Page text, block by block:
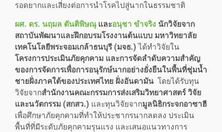
รอดยากและเสี่ยงต่อการนำโรคไปสู่นากในธรรมชาติ
ผศ. ดร. นฤมล ตันติพิษณุและอนุชา ขำจริง นักวิจัยจาก
สถาบันพัฒนาและฝึกอบรมโรงงานต้นแบบ มหาวิทยาลัย
เทคโนโลยีพระจอมเกล้าธนบุรี (มจธ.) ได้ทำวิจัยใน
โครงการประเมินภัยคุกคาม และการจัดลำดับความสำคัญ
ของการจัดการเพื่อการอนุรักษ์นากอย่างยั่งยืนในพื้นที่ชุ่มน้ำ
ชายฝั่งภาคใต้ของประเทศไทย ฝั่งอันดามัน โดยได้รับทุน
วิจัยจากสำนักงานคณะกรรมการส่งเสริมวิทยาศาสตร์ วิจัย
และนวัตกรรม (สกสว.) และทุนวิจัยจากมูลนิธิกระจกอาซาฮี
เพื่อศึกษาภัยคุกคามที่ทำให้ประชากรนากลดลง ประเมิน
พื้นที่ที่มีระดับภัยคุกคามรุนแรง และเสนอแนวทางการ